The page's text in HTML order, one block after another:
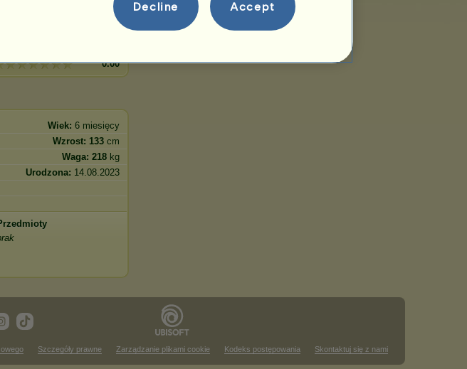
0.00
0.00
Wiek: 6 miesięcy
Wzrost: 133 cm
Waga: 218 kg
Urodzona: 14.08.2023
Szczegóły prawne Zarządzanie plikami cookie Kodeks postępowania Skontaktuj się z nami
Decline Accept